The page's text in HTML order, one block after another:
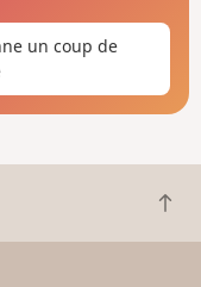
un coup de
R
e